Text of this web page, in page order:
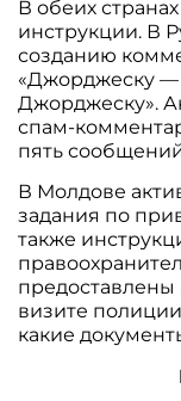
В обеих
инструкции. В
созданию
«Джорджеску —
Джорджеску».
спам-
пять
В Молдове
задания по
также
предоставлены
визите
какие